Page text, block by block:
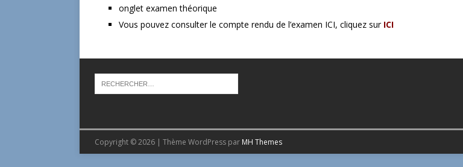
onglet examen théorique
Vous pouvez consulter le compte rendu de l’examen ICI, cliquez sur ICI
Copyright © 2026 | Thème WordPress par MH Themes